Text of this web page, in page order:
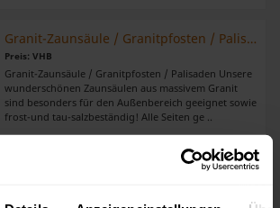
Granit-Zaunsäule / Granitpfosten / Palisaden
Preis: VHB
Granit-Zaunsäule / Granitpfosten / Palisaden Unsere
wunderschönen Zaunsäulen aus massivem Granit
sind besonders für den Außenbereich geeignet sowie
frost-und tau-salzbeständig! Alle Seiten ge ..